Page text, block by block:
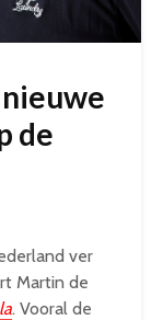
de
ver
Martin de
. Vooral de